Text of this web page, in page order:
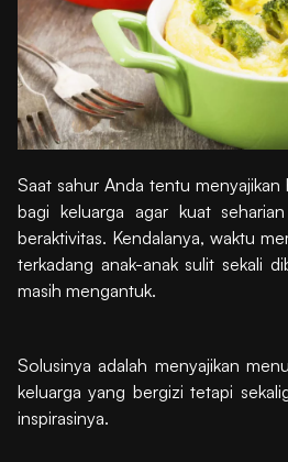
Saat sahur Anda tentu
bagi keluarga agar kuat
beraktivitas. Kendalanya, waktu
terkadang anak-anak sulit sekali
masih mengantuk.
Solusinya adalah menyajikan
keluarga yang bergizi tetapi
inspirasinya.